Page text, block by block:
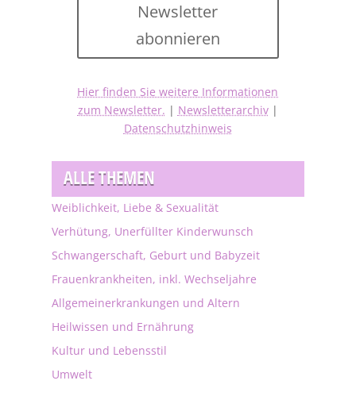
Newsletter
abonnieren
Hier finden Sie weitere Informationen
zum Newsletter. | Newsletterarchiv|
Datenschutzhinweis
ALLE THEMEN
Weiblichkeit, Liebe & Sexualität
Verhütung, Unerfüllter Kinderwunsch
Schwangerschaft, Geburt und Babyzeit
Frauenkrankheiten, inkl. Wechseljahre
Allgemeinerkrankungen und Altern
Heilwissen und Ernährung
Kultur und Lebensstil
Umwelt